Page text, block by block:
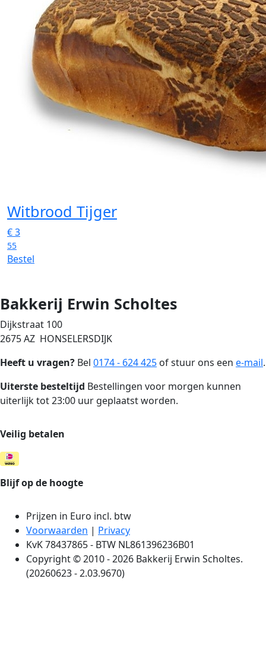
Witbrood Tijger
€3
55
Bestel
Bakkerij Erwin Scholtes
Dijkstraat 100
2675 AZ HONSELERSDIJK
Heeft u vragen? Bel 0174 - 624 425 of stuur ons een e-mail.
Uiterste besteltijd Bestellingen voor morgen kunnen
uiterlijk tot 23:00 uur geplaatst worden.
Veilig betalen
Blijf op de hoogte
Prijzen in Euro incl. btw
Voorwaarden | Privacy
KvK 78437865 - BTW NL861396236B01
Copyright © 2010 - 2026 Bakkerij Erwin Scholtes.
(20260623 - 2.03.9670)